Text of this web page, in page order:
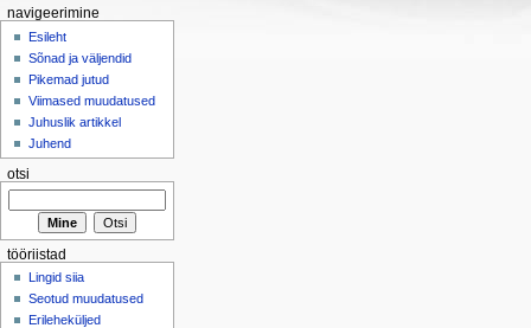
navigeerimine
Esileht
Sõnad ja väljendid
Pikemad jutud
Viimased muudatused
Juhuslik artikkel
Juhend
otsi
tööriistad
Lingid siia
Seotud muudatused
Erileheküljed